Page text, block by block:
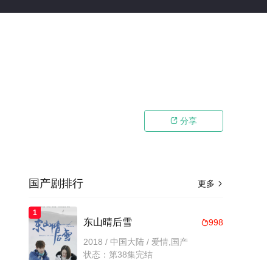
 分享
更多 
国产剧排行
1
998
东山晴后雪
2018 / 中国大陆 / 爱情,国产
状态：第38集完结